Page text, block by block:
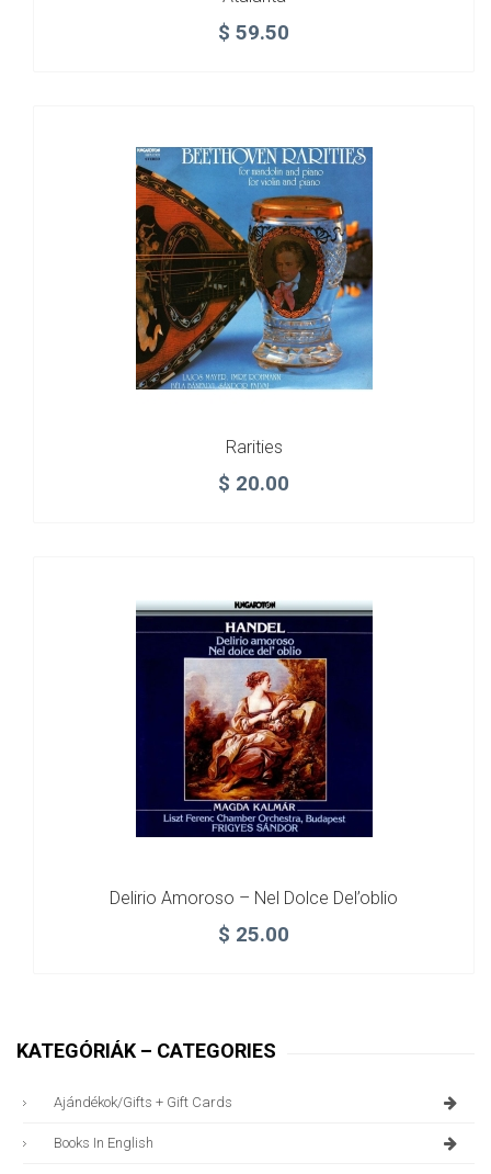
$ 59.50
Rarities
$ 20.00
Delirio Amoroso – Nel Dolce Del’oblio
$ 25.00
KATEGÓRIÁK – CATEGORIES
Ajándékok/gifts + Gift Cards
Books In English